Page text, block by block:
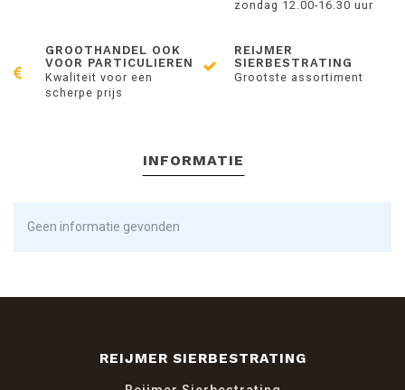
zondag 12.00-16.30 uur
GROOTHANDEL OOK
VOOR PARTICULIEREN
Kwaliteit voor een
scherpe prijs
REIJMER
SIERBESTRATING
Grootste assortiment
INFORMATIE
Geen informatie gevonden
REIJMER SIERBESTRATING